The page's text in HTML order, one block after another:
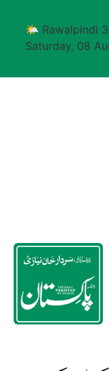
🌤 Rawalpindi
Saturday, 08